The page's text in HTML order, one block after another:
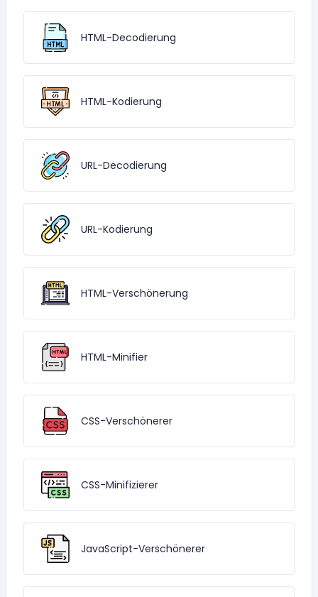
HTML-Decodierung
HTML-Kodierung
URL-Decodierung
URL-Kodierung
HTML-Verschönerung
HTML-Minifier
CSS-Verschönerer
CSS-Minifizierer
JavaScript-Verschönerer